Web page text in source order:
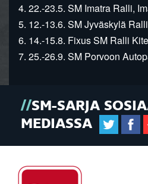
4. 22.-23.5. SM Imatra Ralli,
5. 12.-13.6. SM Jyväskylä
6. 14.-15.8. Fixus SM Ralli
7. 25.-26.9. SM Porvoon
SM-SARJA
MEDIASSA